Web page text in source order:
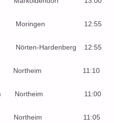
12:55
Hardenberg 12:55
Northeim 11:10
Northeim 11:00
Northeim 11:05